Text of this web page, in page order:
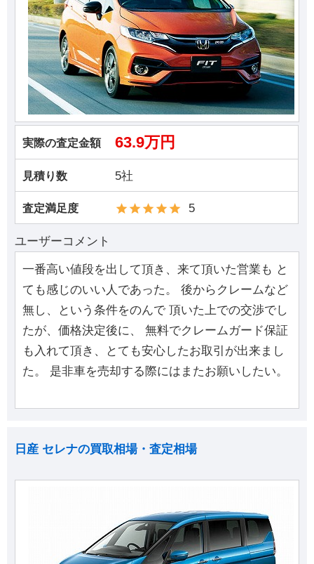
実際の査定金額 63.9万円
見積り数 5社
査定満足度 5
ユーザーコメント
一番高い値段を出して頂き、来て頂いた営業も と
ても感じのいい人であった。 後からクレームなど
無し、という条件をのんで 頂いた上での交渉でし
たが、価格決定後に、 無料でクレームガード保証
も入れて頂き、とても安心したお取引が出来まし
た。 是非車を売却する際にはまたお願いしたい。
日産 セレナの買取相場・査定相場